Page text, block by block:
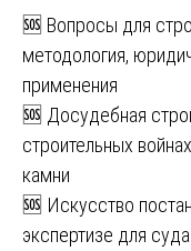
🆘 Вопросы для
методология,
применения
🆘 Досудебная
строительных
камни
🆘 Искусство
экспертизе для